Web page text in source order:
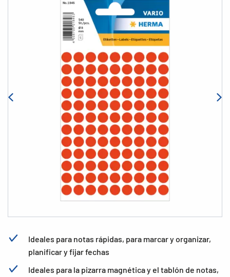
Ideales para notas rápidas, para marcar y organizar,
planificar y fijar fechas
Ideales para la pizarra magnética y el tablón de notas,